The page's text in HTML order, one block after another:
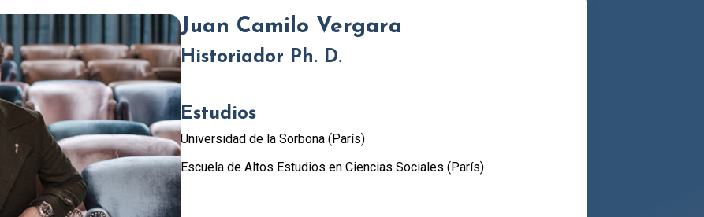
Juan Camilo Vergara
Historiador Ph. D.
Estudios
Universidad de la Sorbona (París)
Escuela de Altos Estudios en Ciencias Sociales (París)